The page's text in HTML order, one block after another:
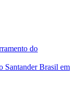
do
Santander Brasil em